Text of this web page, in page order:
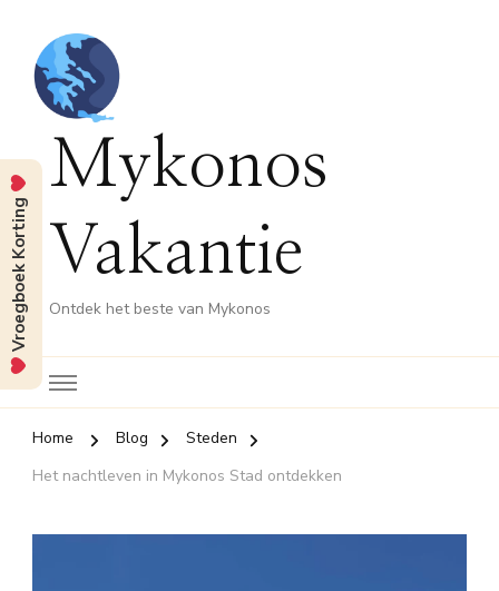
Mykonos
Vakantie
Ontdek het beste van Mykonos
Home Blog
Steden
Het nachtleven in Mykonos Stad ontdekken
Vroegboek Korting